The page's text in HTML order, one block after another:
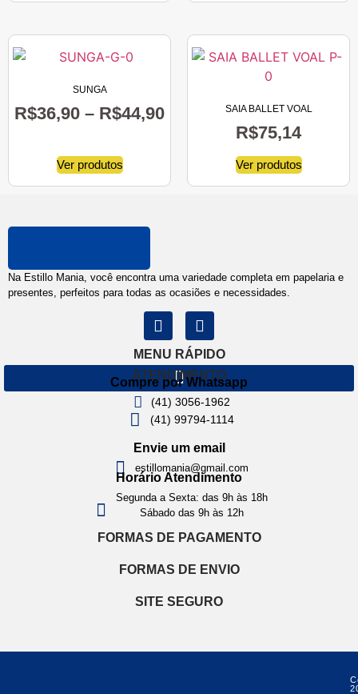
SUNGA
R$36,90 – R$44,90
Ver produtos
SAIA BALLET VOAL
R$75,14
Ver produtos
Na Estillo Mania, você encontra uma variedade completa em papelaria e
presentes, perfeitos para todas as ocasiões e necessidades.
MENU RÁPIDO
ATENDIMENTO
Compre por Whatsapp
(41) 3056-1962
(41) 99794-1114
Envie um email
estillomania@gmail.com
Horário Atendimento
Segunda a Sexta: das 9h às 18h
Sábado das 9h às 12h
FORMAS DE PAGAMENTO
FORMAS DE ENVIO
SITE SEGURO